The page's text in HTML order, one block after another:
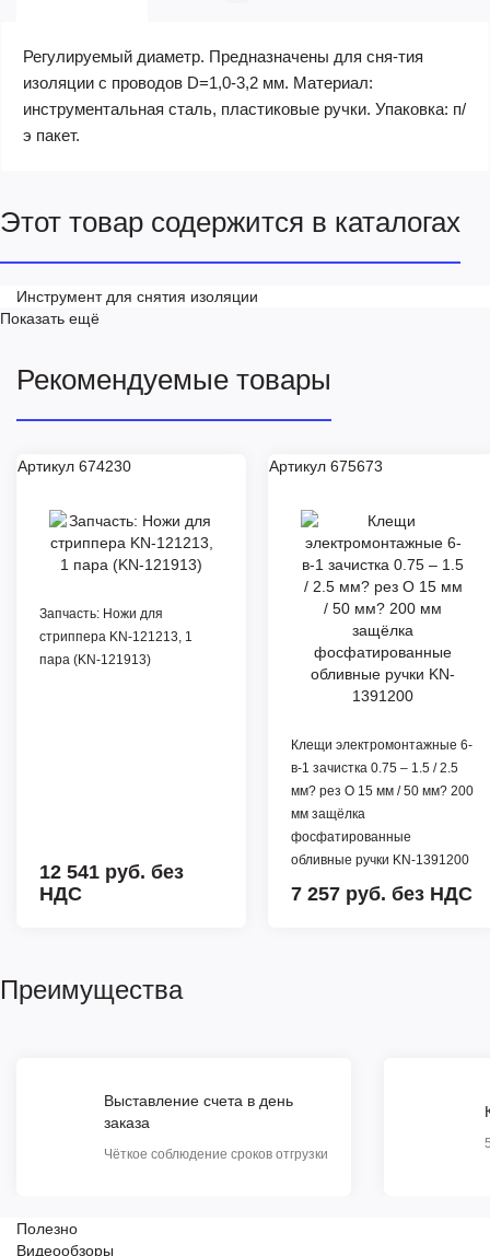
Регулируемый диаметр. Предназначены для сня-тия
изоляции с проводов D=1,0-3,2 мм. Материал:
инструментальная сталь, пластиковые ручки. Упаковка: п/
э пакет.
Этот товар содержится в каталогах
Инструмент для снятия изоляции
Показать ещё
Рекомендуемые товары
Артикул 674230
Запчасть: Ножи для
стриппера KN-121213, 1
пара (KN-121913)
12 541 руб. без
НДС
Артикул 675673
Клещи электромонтажные 6-
в-1 зачистка 0.75 – 1.5 / 2.5
мм? рез O 15 мм / 50 мм? 200
мм защёлка
фосфатированные
обливные ручки KN-1391200
7 257 руб. без НДС
Преимущества
Выставление счета в день
заказа
Чёткое соблюдение сроков отгрузки
Полезно
Видеообзоры